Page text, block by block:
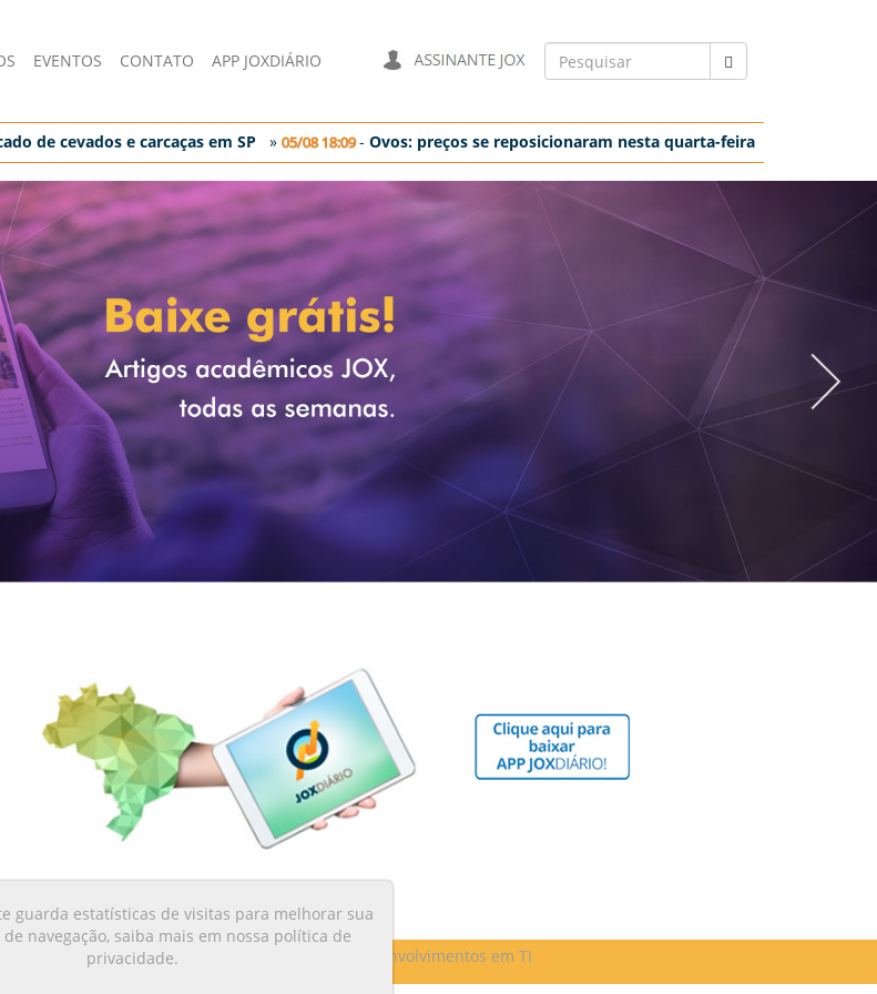
EVENTOS CONTATO APP JOXDIÁRIO
de cevados e carcaças em SP 05/08 18:09-Ovos: preços se reposicionaram nesta quarta-feira
guarda estatísticas de visitas para melhorar sua
navegação, saiba mais em nossa política de
privacidade.
Reprodução proibida | TSN Sistemas e Desenvolvimentos em TI